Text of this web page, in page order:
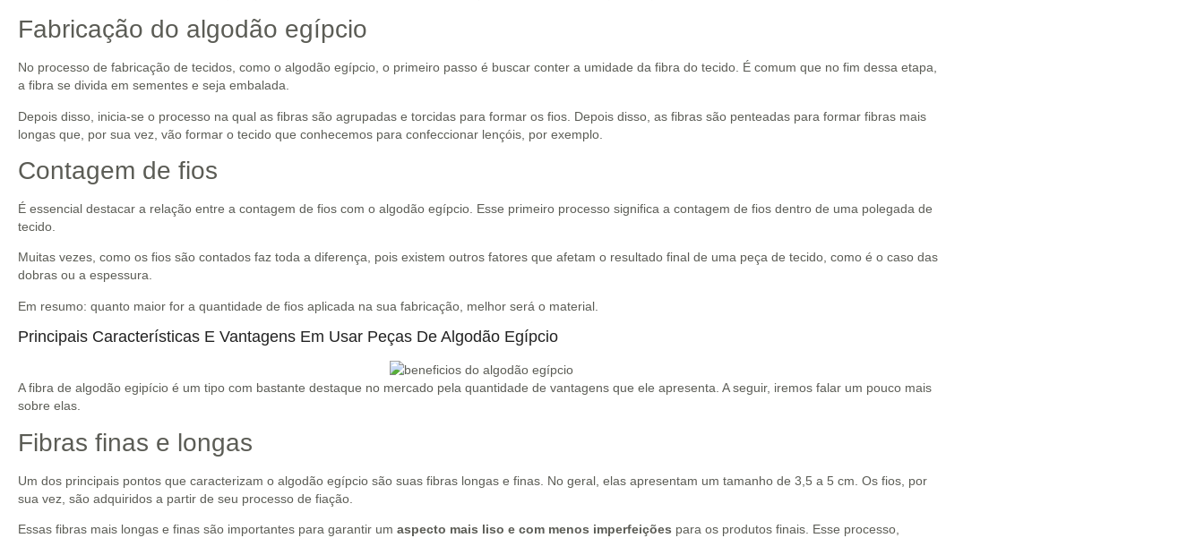
Fabricação do algodão egípcio
No processo de fabricação de tecidos, como o algodão egípcio, o primeiro passo é buscar conter a umidade da fibra do tecido. É comum que no fim dessa etapa,
a fibra se divida em sementes e seja embalada.
Depois disso, inicia-se o processo na qual as fibras são agrupadas e torcidas para formar os fios. Depois disso, as fibras são penteadas para formar fibras mais
longas que, por sua vez, vão formar o tecido que conhecemos para confeccionar lençóis, por exemplo.
Contagem de fios
É essencial destacar a relação entre a contagem de fios com o algodão egípcio. Esse primeiro processo significa a contagem de fios dentro de uma polegada de
tecido.
Muitas vezes, como os fios são contados faz toda a diferença, pois existem outros fatores que afetam o resultado final de uma peça de tecido, como é o caso das
dobras ou a espessura.
Em resumo: quanto maior for a quantidade de fios aplicada na sua fabricação, melhor será o material.
Principais Características E Vantagens Em Usar Peças De Algodão Egípcio
A fibra de algodão egipício é um tipo com bastante destaque no mercado pela quantidade de vantagens que ele apresenta. A seguir, iremos falar um pouco mais
sobre elas.
Fibras finas e longas
Um dos principais pontos que caracterizam o algodão egípcio são suas fibras longas e finas. No geral, elas apresentam um tamanho de 3,5 a 5 cm. Os fios, por
sua vez, são adquiridos a partir de seu processo de fiação.
Essas fibras mais longas e finas são importantes para garantir um aspecto mais liso e com menos imperfeições para os produtos finais. Esse processo,